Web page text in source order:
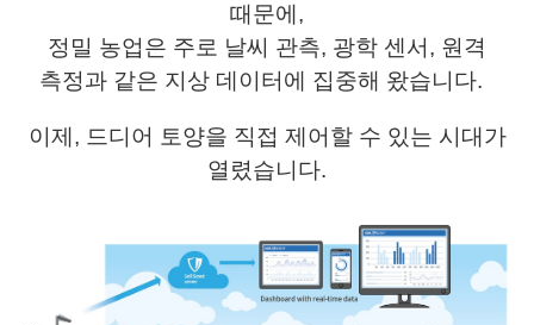
때문에,
정밀 농업은 주로 날씨 관측, 광학 센서, 원격
측정과 같은 지상 데이터에 집중해 왔습니다.
이제, 드디어 토양을 직접 제어할 수 있는 시대가
열렸습니다.